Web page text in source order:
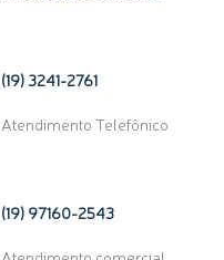
(19) 3241-2761
Atendimento Telefônico
(19) 97160-2543